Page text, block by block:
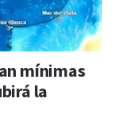
mínimas
la